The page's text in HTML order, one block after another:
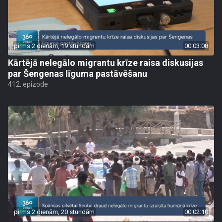
pirms 2 dienām, 19 stundām 00:03:08
Kārtējā nelegālo migrantu krīze raisa diskusijas
par Šengenas līguma pastāvēšanu
412. epizode
pirms 2 dienām, 20 stundām 00:02:10